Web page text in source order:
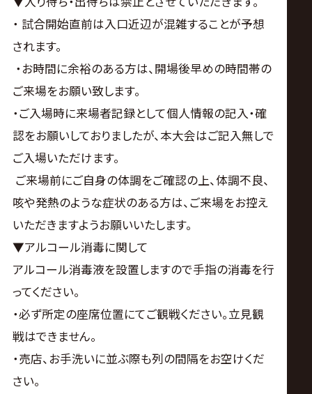
・ 試合開始直前は入口近辺が混雑することが予想
されます。
・お時間に余裕のある方は、開場後早めの時間帯の
ご来場をお願い致します。
・ご入場時に来場者記録として個人情報の記入・確
認をお願いしておりましたが、本大会はご記入無しで
ご入場いただけます。
ご来場前にご自身の体調をご確認の上、体調不良、
咳や発熱のような症状のある方は、ご来場をお控え
いただきますようお願いいたします。
▼アルコール消毒に関して
アルコール消毒液を設置しますので手指の消毒を行
ってください。
・必ず所定の座席位置にてご観戦ください。立見観
戦はできません。
・売店、お手洗いに並ぶ際も列の間隔をお空けくだ
さい。